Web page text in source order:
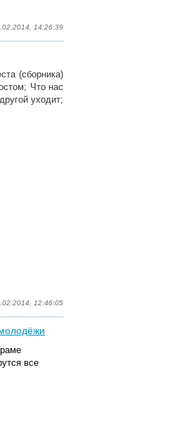
14:26:39
(сборника)
Что нас
уходит;
12:46:05
все